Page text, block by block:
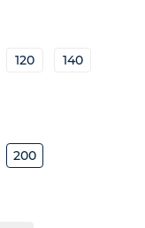
120
140
200